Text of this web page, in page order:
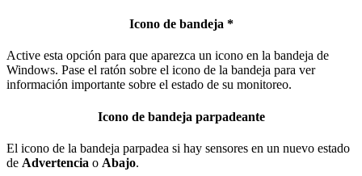
Icono de bandeja *
Active esta opción para que aparezca un icono en la bandeja de
Windows. Pase el ratón sobre el icono de la bandeja para ver
información importante sobre el estado de su monitoreo.
Icono de bandeja parpadeante
El icono de la bandeja parpadea si hay sensores en un nuevo estado
de Advertencia o Abajo.